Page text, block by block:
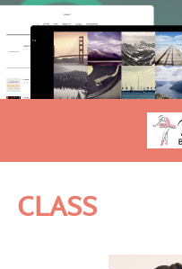
CLASS